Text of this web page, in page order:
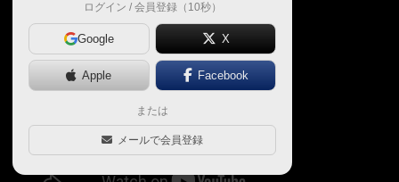
ログイン / 会員登録（10秒）
Google X
Apple Facebook
または
メールで会員登録